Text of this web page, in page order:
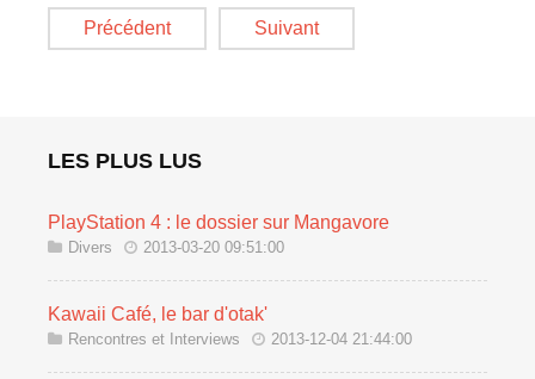
Précédent Suivant
LES PLUS LUS
PlayStation 4 : le dossier sur Mangavore
Divers 2013-03-20 09:51:00
Kawaii Café, le bar d'otak'
Rencontres et Interviews 2013-12-04 21:44:00